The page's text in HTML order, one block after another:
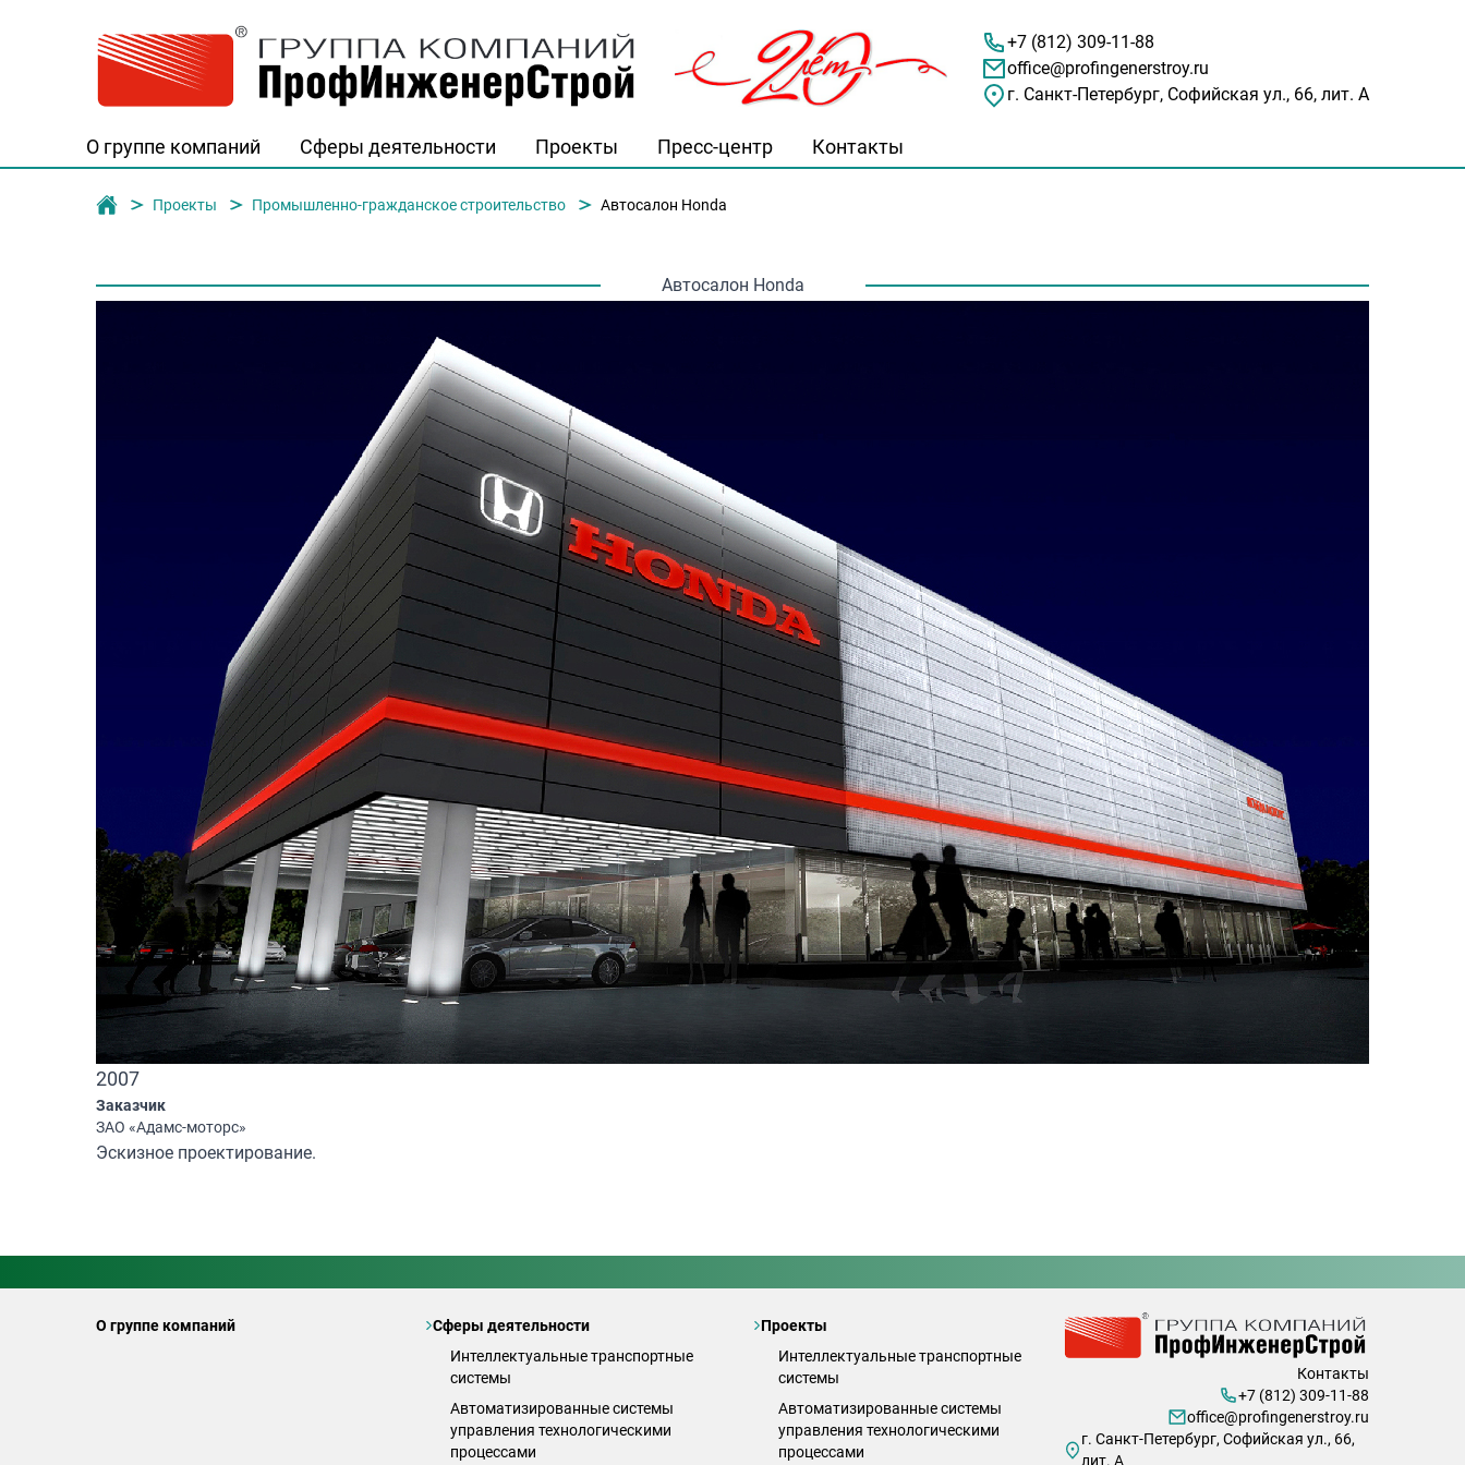
+7 (812) 309-11-88
office@profingenerstroy.ru
г. Санкт-Петербург, Софийская ул., 66, лит. А
О группе компаний Сферы деятельности Проекты Пресс-центр Контакты
Группа компаний "ПрофИнженерСтрой"
Проекты Промышленно-гражданское строительство Автосалон Honda
Автосалон Honda
2007
Заказчик
ЗАО «Адамс-моторс»
Эскизное проектирование.
О группе компаний
Сферы деятельности
Интеллектуальные транспортные
системы
Автоматизированные системы
управления технологическими
процессами
Проекты
Интеллектуальные транспортные
системы
Автоматизированные системы
управления технологическими
процессами
Контакты
+7 (812) 309-11-88
office@profingenerstroy.ru
г. Санкт-Петербург, Софийская ул., 66,
лит. А